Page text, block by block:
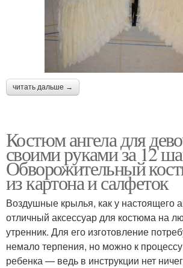
читать дальше →
Костюм ангела для
своими руками за 12
Обворожительный
из картона и салфеток
Воздушные крылья, как у настоящего
отличный аксессуар для костюма на
утренник. Для его изготовление
немало терпения, но можно к
ребенка — ведь в инструкции нет